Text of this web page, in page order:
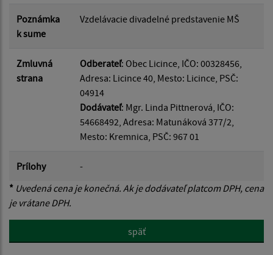
Poznámka
k sume
Vzdelávacie divadelné predstavenie MŠ
Zmluvná
strana
Odberateľ: Obec Licince, IČO: 00328456,
Adresa: Licince 40, Mesto: Licince, PSČ:
04914
Dodávateľ: Mgr. Linda Pittnerová, IČO:
54668492, Adresa: Matunáková 377/2,
Mesto: Kremnica, PSČ: 967 01
Prílohy
-
* Uvedená cena je konečná. Ak je dodávateľ platcom DPH, cena
je vrátane DPH.
späť